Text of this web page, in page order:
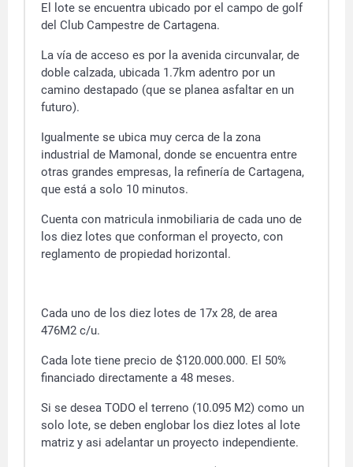
El lote se encuentra ubicado por el campo de golf
del Club Campestre de Cartagena.
La vía de acceso es por la avenida circunvalar, de
doble calzada, ubicada 1.7km adentro por un
camino destapado (que se planea asfaltar en un
futuro).
Igualmente se ubica muy cerca de la zona
industrial de Mamonal, donde se encuentra entre
otras grandes empresas, la refinería de Cartagena,
que está a solo 10 minutos.
Cuenta con matricula inmobiliaria de cada uno de
los diez lotes que conforman el proyecto, con
reglamento de propiedad horizontal.
Cada uno de los diez lotes de 17x 28, de area
476M2 c/u.
Cada lote tiene precio de $120.000.000. El 50%
financiado directamente a 48 meses.
Si se desea TODO el terreno (10.095 M2) como un
solo lote, se deben englobar los diez lotes al lote
matriz y asi adelantar un proyecto independiente.